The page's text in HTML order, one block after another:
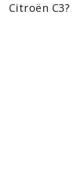
Citroën C3?